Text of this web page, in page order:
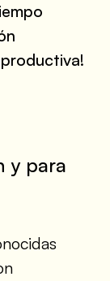
y para